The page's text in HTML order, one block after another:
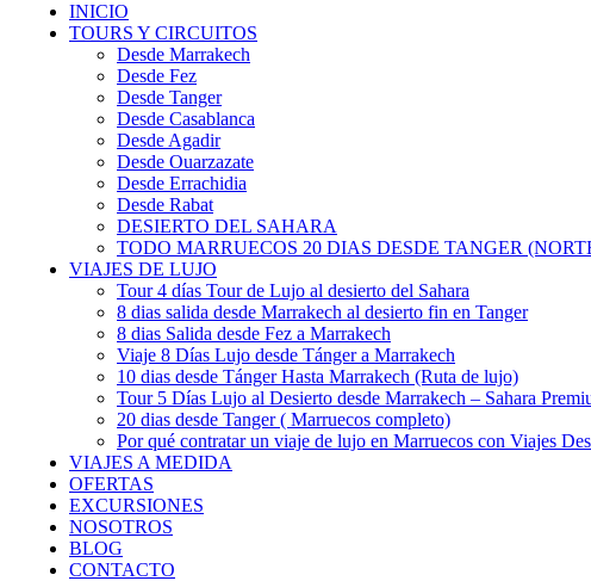
INICIO
TOURS Y CIRCUITOS
Desde Marrakech
Desde Fez
Desde Tanger
Desde Casablanca
Desde Agadir
Desde Ouarzazate
Desde Errachidia
Desde Rabat
DESIERTO DEL SAHARA
TODO MARRUECOS 20 DIAS DESDE TANGER
VIAJES DE LUJO
Tour 4 días Tour de Lujo al desierto del Sahara
8 dias salida desde Marrakech al desierto fin en Tanger
8 dias Salida desde Fez a Marrakech
Viaje 8 Días Lujo desde Tánger a Marrakech
10 dias desde Tánger Hasta Marrakech (Ruta de lujo)
Tour 5 Días Lujo al Desierto desde Marrakech – Sahara
20 dias desde Tanger ( Marruecos completo)
Por qué contratar un viaje de lujo en Marruecos con Viajes
VIAJES A MEDIDA
OFERTAS
EXCURSIONES
NOSOTROS
BLOG
CONTACTO